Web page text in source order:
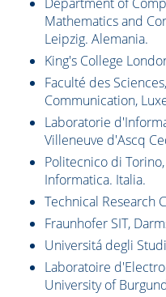
Mathematics and
Leipzig. Alemania.
King's College
Faculté des
Communication,
Laboratorie
Villeneuve d'Ascq
Politecnico di
Informatica. Italia.
Technical Research
Fraunhofer SIT,
Universitá degli
Laboratoire
University of